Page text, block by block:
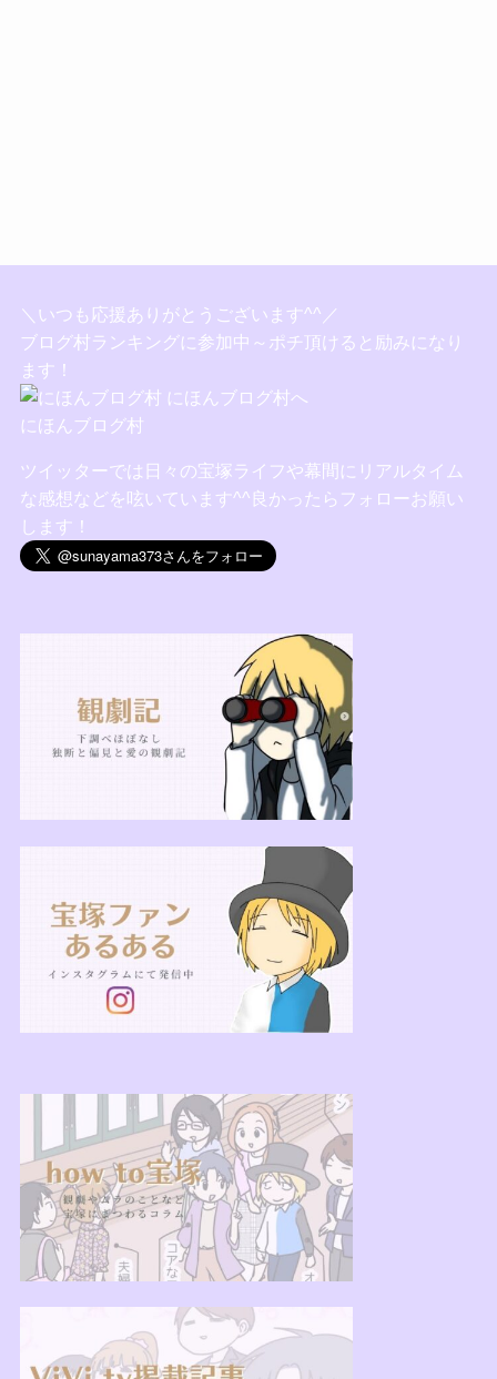
＼いつも応援ありがとうございます^^／
ブログ村ランキングに参加中～ポチ頂けると励みになり
ます！
にほんブログ村
ツイッターでは日々の宝塚ライフや幕間にリアルタイム
な感想などを呟いています^^良かったらフォローお願い
します！